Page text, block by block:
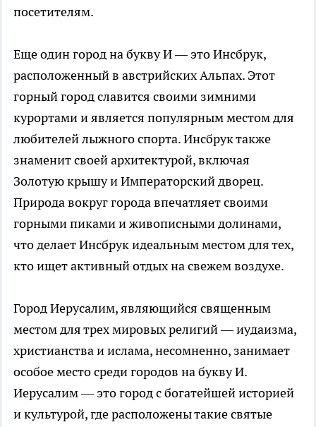
посетителям.
Еще один город на букву И — это Инсбрук,
расположенный в австрийских Альпах. Этот
горный город славится своими зимними
курортами и является популярным местом для
любителей лыжного спорта. Инсбрук также
знаменит своей архитектурой, включая
Золотую крышу и Императорский дворец.
Природа вокруг города впечатляет своими
горными пиками и живописными долинами,
что делает Инсбрук идеальным местом для тех,
кто ищет активный отдых на свежем воздухе.
Город Иерусалим, являющийся священным
местом для трех мировых религий — иудаизма,
христианства и ислама, несомненно, занимает
особое место среди городов на букву И.
Иерусалим — это город с богатейшей историей
и культурой, где расположены такие святые